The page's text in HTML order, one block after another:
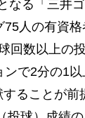
る「三井ゴ
人の有資
回数以上の
で2分の1
ることが前